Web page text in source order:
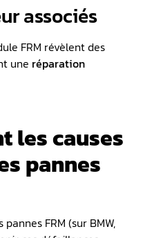
associés
FRM révèlent des
une réparation
les causes
pannes
FRM (sur BMW,